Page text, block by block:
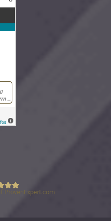
Immobilienbewertung
ProvenExpert.com